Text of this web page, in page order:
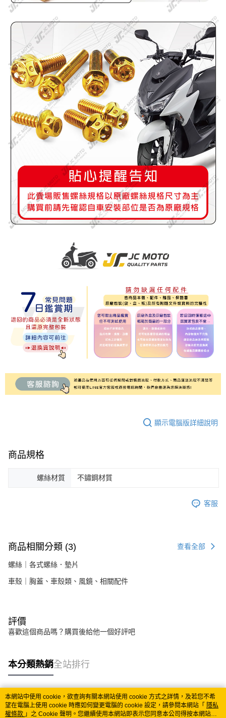
顯示電腦版詳細說明
商品規格
螺絲材質 不鏽鋼材質
客服
商品相關分類 (3) 查看全部
螺絲｜各式螺絲．墊片
車殼｜胸蓋、車殼類、風鏡、相關配件
評價
喜歡這個商品嗎？購買後給他一個好評吧
本分類熱銷全站排行
熱門標籤
本網站中使用 cookie，欲查詢有關本網站使用 cookie 方式之詳情，及若您不希
望在電腦上使用 cookie 時應如何變更電腦的 cookie 設定，請參閱本網站「 隱私
權條款 」之 Cookie 聲明。您繼續使用本網站即表示您同意本公司得按本網站使